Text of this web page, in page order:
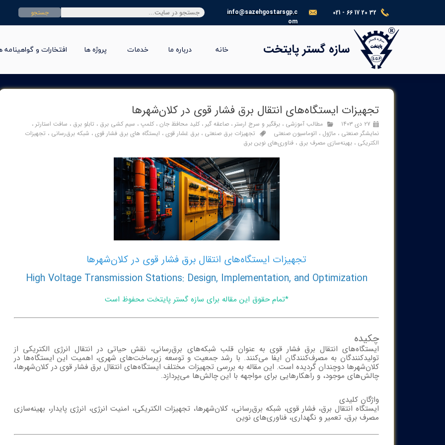
021 - 66 17 20 32
info@sazehgostarsgp.c
om
جستجو
سازه گستر پایتخت
®​​​​​​​
خانه درباره ما خدمات پروژه ها افتخارات و گواهینامه
تجهیزات ایستگاه‌های انتقال برق فشار قوی در کلان‌شهرها
۲۷ دی ۱۴۰۳ مطالب آموزشی ، برقگیر و سرج ارستر ، صاعقه گیر ، کلید محافظ جان ، کلمپ ، سیم کشی برق ، تابلو برق ، سافت استارتر ،
نمایشگر صنعتی ، ماژول ، اتوماسیون صنعتی تجهیزات برق صنعتی ، برق غشار قوی ، ایستگاه های برق فشار قوی ، شبکه برق‌رسانی ، تجهیزات
الکتریکی ، بهینه‌سازی مصرف برق ، فناوری‌های نوین برق
تجهیزات ایستگاه‌های انتقال برق فشار قوی در کلان‌شهرها
High Voltage Transmission Stations: Design, Implementation, and Optimization
*تمام حقوق این مقاله برای سازه گستر پایتخت محفوظ است
چکیده
ایستگاه‌های انتقال برق فشار قوی به عنوان قلب شبکه‌های برق‌رسانی، نقش حیاتی در انتقال انرژی الکتریکی از
تولیدکنندگان به مصرف‌کنندگان ایفا می‌کنند. با رشد جمعیت و توسعه زیرساخت‌های شهری، اهمیت این ایستگاه‌ها در
کلان‌شهرها دوچندان گردیده است. این مقاله به بررسی تجهیزات مختلف ایستگاه‌های انتقال برق فشار قوی در کلان‌شهرها،
چالش‌های موجود، و راهکارهایی برای مواجهه با این چالش‌ها می‌پردازد.
واژگان کلیدی
ایستگاه انتقال برق، فشار قوی، شبکه برق‌رسانی، کلان‌شهرها، تجهیزات الکتریکی، امنیت انرژی، انرژی پایدار، بهینه‌سازی
مصرف برق، تعمیر و نگهداری، فناوری‌های نوین